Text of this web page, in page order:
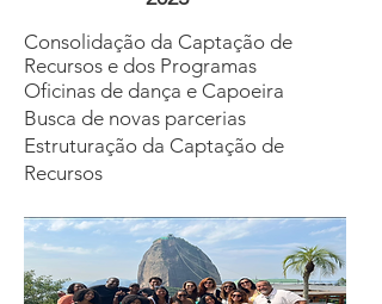
Consolidação da Captação de
Recursos e dos Programas
Oficinas de dança e Capoeira
Busca de novas parcerias
Estruturação da Captação de
Recursos